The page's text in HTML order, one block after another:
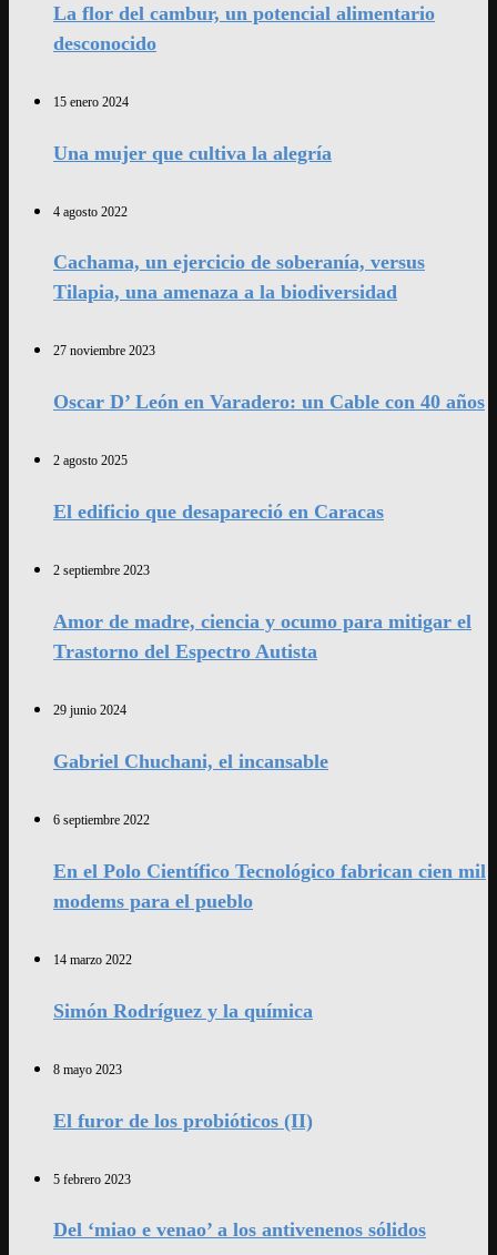
La flor del cambur, un potencial alimentario
desconocido
15 enero 2024
Una mujer que cultiva la alegría
4 agosto 2022
Cachama, un ejercicio de soberanía, versus
Tilapia, una amenaza a la biodiversidad
27 noviembre 2023
Oscar D’ León en Varadero: un Cable con 40 años
2 agosto 2025
El edificio que desapareció en Caracas
2 septiembre 2023
Amor de madre, ciencia y ocumo para mitigar el
Trastorno del Espectro Autista
29 junio 2024
Gabriel Chuchani, el incansable
6 septiembre 2022
En el Polo Científico Tecnológico fabrican cien mil
modems para el pueblo
14 marzo 2022
Simón Rodríguez y la química
8 mayo 2023
El furor de los probióticos (II)
5 febrero 2023
Del ‘miao e venao’ a los antivenenos sólidos